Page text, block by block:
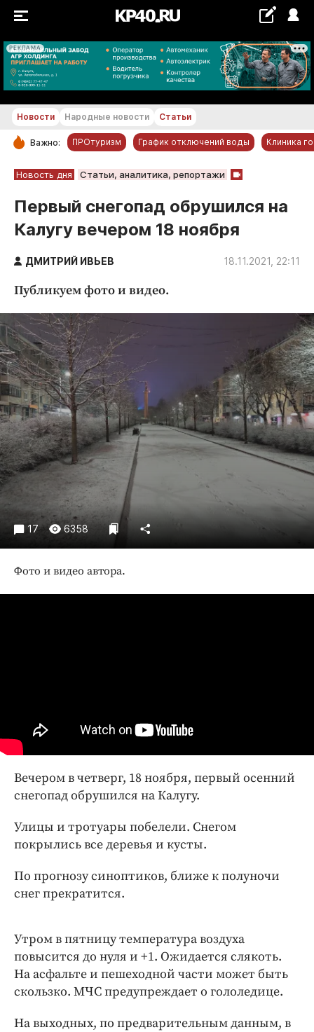
РЕКЛАМА
+24...+25 °С
РУБРИКИ
Обнинск
Статьи
Народные новости
Благоустройство
Криминал
Культура
Недвижимость и ЖКХ
Образование
Общество
Погода
Праздники
Происшествия
Спорт
Экономика и бизнес
ПРОЕКТЫ
Блоги
Новости Народные новости Статьи
Важно: ПРОтуризм График отключений воды Клиника
Новость дня Статьи, аналитика, репортажи
Первый снегопад обрушился на
Калугу вечером 18 ноября
ДМИТРИЙ ИВЬЕВ 18.11.2021, 22:11
Публикуем фото и видео.
17 6358
Фото и видео автора.
Вечером в четверг, 18 ноября, первый осенний
снегопад обрушился на Калугу.
Улицы и тротуары побелели. Снегом
покрылись все деревья и кусты.
По прогнозу синоптиков, ближе к полуночи
снег прекратится.
Утром в пятницу температура воздуха
повысится до нуля и +1. Ожидается слякоть.
На асфальте и пешеходной части может быть
скользко. МЧС предупреждает о гололедице.
На выходных, по предварительным данным, в